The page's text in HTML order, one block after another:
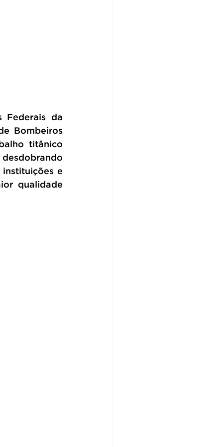
Federais da
Bombeiros
titânico
desdobrando
e
qualidade